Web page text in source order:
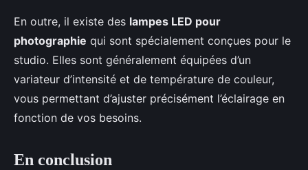
En outre, il existe des lampes LED pour
photographie qui sont spécialement conçues pour le
studio. Elles sont généralement équipées d’un
variateur d’intensité et de température de couleur,
vous permettant d’ajuster précisément l’éclairage en
fonction de vos besoins.
En conclusion